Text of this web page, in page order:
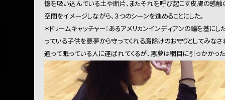
憶を吸い込んでいる土や断片、またそれを呼び起こす皮膚の感
空間をイメージしながら、３つのシーンを進めることにした。
＊ドリームキャッチャー：あるアメリカンインディアンの輪を基に
っている子供を悪夢から守ってくれる魔除けのお守りとしてみな
通って眠っている人に運ばれてくるが、悪夢は網目に引っかかった